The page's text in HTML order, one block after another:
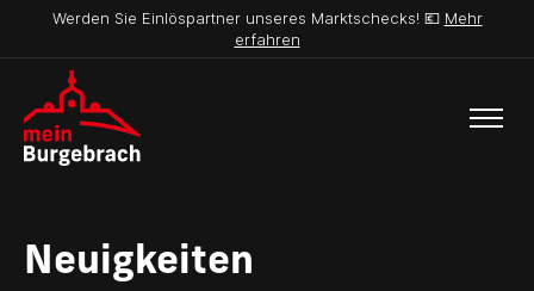
Werden Sie Einlöspartner unseres Marktschecks! 💶 Mehr
erfahren
Neuigkeiten